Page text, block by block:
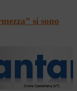
si sono